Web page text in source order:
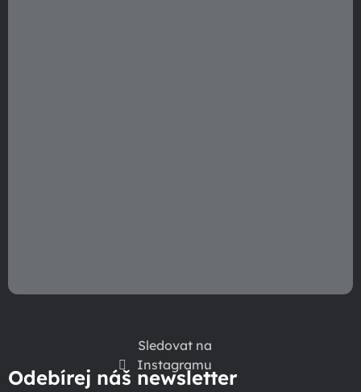
Sledovat na
Instagramu
Odebírej náš newsletter